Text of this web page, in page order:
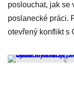
poslouchat, jak se
poslanecké práci.
otevřený konflikt s